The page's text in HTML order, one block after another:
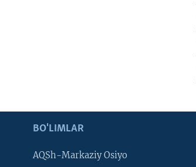
BO'LIMLAR
AQSh-Markaziy Osiyo